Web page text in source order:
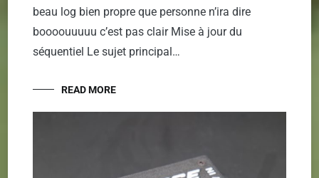
beau log bien propre que personne n’ira dire
boooouuuuu c’est pas clair Mise à jour du
séquentiel Le sujet principal…
READ MORE